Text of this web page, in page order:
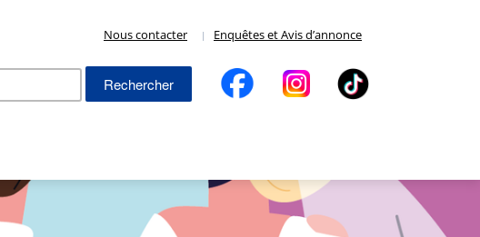
Nous contacter Enquêtes et Avis d’annonce
Rechercher :